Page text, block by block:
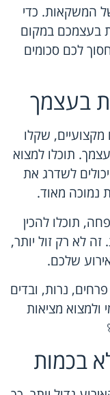
המשקאות. כדי
בעצמכם במקום
לכם סכומים
שקלו
תוכלו למצוא
לשדרג את
נמוכה מאוד.
תוכלו להכין
זה לא רק זול יותר,
שלכם.
נרות, ובדים
ולמצוא מציאות
בכמות